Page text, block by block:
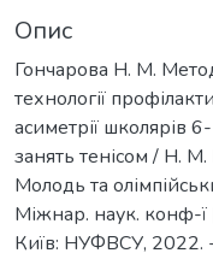
Опис
Гончарова Н. М.
технології
асиметрії школярів
занять тенісом / Н.
Молодь та
Міжнар. наук. конф-ї
Київ: НУФВСУ, 2022.